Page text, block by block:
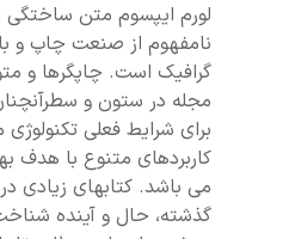
لورم ایپسوم متن ساختگی
نامفهوم از صنعت چاپ و
گرافیک است. چاپگرها و
مجله در ستون و
برای شرایط فعلی تکنولوژی
کاربردهای متنوع با هدف
می باشد. کتابهای
گذشته، حال و آینده